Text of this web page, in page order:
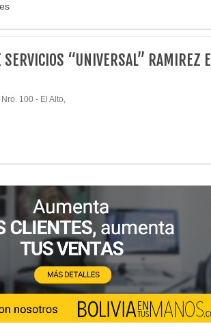
SERVICIOS “UNIVERSAL” RAMIREZ E
100 - El Alto,